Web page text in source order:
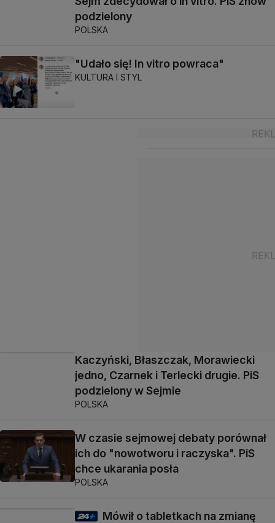
podzielony
POLSKA
"Udało się! In vitro powraca"
KULTURA I STYL
Kaczyński, Błaszczak, Morawiecki
jedno, Czarnek i Terlecki drugie. PiS
podzielony w Sejmie
POLSKA
W czasie sejmowej debaty porównał
ich do "nowotworu i raczyska". PiS
chce ukarania posła
POLSKA
Mówił o tabletkach na zmianę